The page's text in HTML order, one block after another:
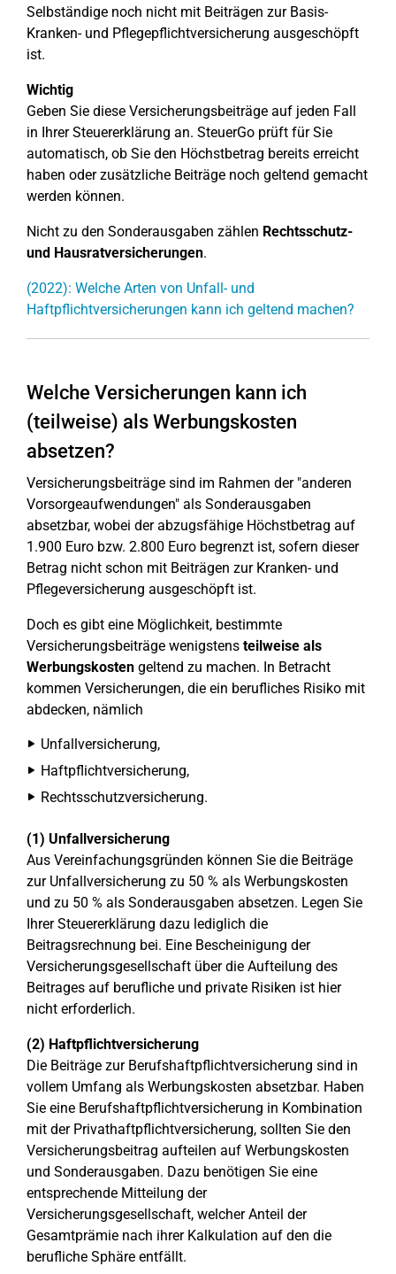
Selbständige noch nicht mit Beiträgen zur Basis-
Kranken- und Pflegepflichtversicherung ausgeschöpft
ist.
Wichtig
Geben Sie diese Versicherungsbeiträge auf jeden Fall
in Ihrer Steuererklärung an. SteuerGo prüft für Sie
automatisch, ob Sie den Höchstbetrag bereits erreicht
haben oder zusätzliche Beiträge noch geltend gemacht
werden können.
Nicht zu den Sonderausgaben zählen Rechtsschutz-
und Hausratversicherungen.
(2022): Welche Arten von Unfall- und
Haftpflichtversicherungen kann ich geltend machen?
Welche Versicherungen kann ich
(teilweise) als Werbungskosten
absetzen?
Versicherungsbeiträge sind im Rahmen der "anderen
Vorsorgeaufwendungen" als Sonderausgaben
absetzbar, wobei der abzugsfähige Höchstbetrag auf
1.900 Euro bzw. 2.800 Euro begrenzt ist, sofern dieser
Betrag nicht schon mit Beiträgen zur Kranken- und
Pflegeversicherung ausgeschöpft ist.
Doch es gibt eine Möglichkeit, bestimmte
Versicherungsbeiträge wenigstens teilweise als
Werbungskosten geltend zu machen. In Betracht
kommen Versicherungen, die ein berufliches Risiko mit
abdecken, nämlich
Unfallversicherung,
Haftpflichtversicherung,
Rechtsschutzversicherung.
(1) Unfallversicherung
Aus Vereinfachungsgründen können Sie die Beiträge
zur Unfallversicherung zu 50 % als Werbungskosten
und zu 50 % als Sonderausgaben absetzen. Legen Sie
Ihrer Steuererklärung dazu lediglich die
Beitragsrechnung bei. Eine Bescheinigung der
Versicherungsgesellschaft über die Aufteilung des
Beitrages auf berufliche und private Risiken ist hier
nicht erforderlich.
(2) Haftpflichtversicherung
Die Beiträge zur Berufshaftpflichtversicherung sind in
vollem Umfang als Werbungskosten absetzbar. Haben
Sie eine Berufshaftpflichtversicherung in Kombination
mit der Privathaftpflichtversicherung, sollten Sie den
Versicherungsbeitrag aufteilen auf Werbungskosten
und Sonderausgaben. Dazu benötigen Sie eine
entsprechende Mitteilung der
Versicherungsgesellschaft, welcher Anteil der
Gesamtprämie nach ihrer Kalkulation auf den die
berufliche Sphäre entfällt.